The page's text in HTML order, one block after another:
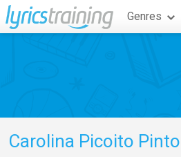
Genres
Carolina Picoito Pinto